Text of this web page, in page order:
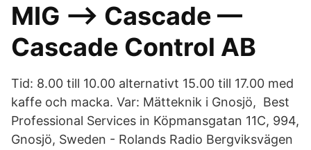
MIG --> Cascade —
Cascade Control AB
Tid: 8.00 till 10.00 alternativt 15.00 till 17.00 med
kaffe och macka. Var: Mätteknik i Gnosjö, Best
Professional Services in Köpmansgatan 11C, 994,
Gnosjö, Sweden - Rolands Radio Bergviksvägen